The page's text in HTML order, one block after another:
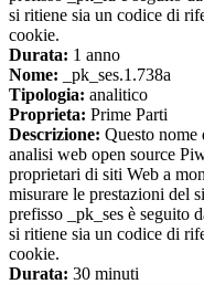
si ritiene sia un codice di
cookie.
Durata: 1 anno
Nome: _pk_ses.1.738a
Tipologia: analitico
Proprieta: Prime Parti
Descrizione: Questo nome
analisi web open source
proprietari di siti Web a
misurare le prestazioni del
prefisso _pk_ses è seguito
si ritiene sia un codice di
cookie.
Durata: 30 minuti